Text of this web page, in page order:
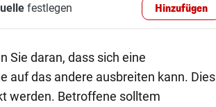
festlegen Hinzufügen
Sie daran, dass sich eine
auf das andere ausbreiten kann. Dies
werden. Betroffene solltem